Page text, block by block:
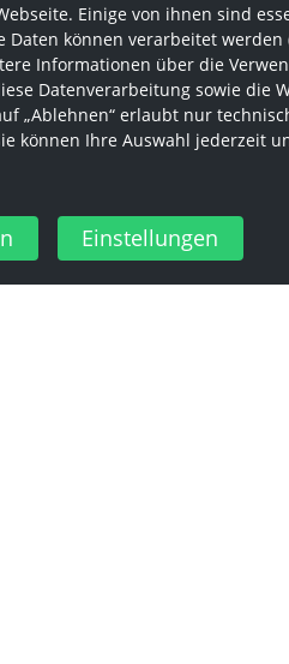
Einige von ihnen sind
können verarbeitet werden
Informationen über die
Datenverarbeitung sowie die
„Ablehnen“ erlaubt nur
können Ihre Auswahl jederzeit
Einstellungen